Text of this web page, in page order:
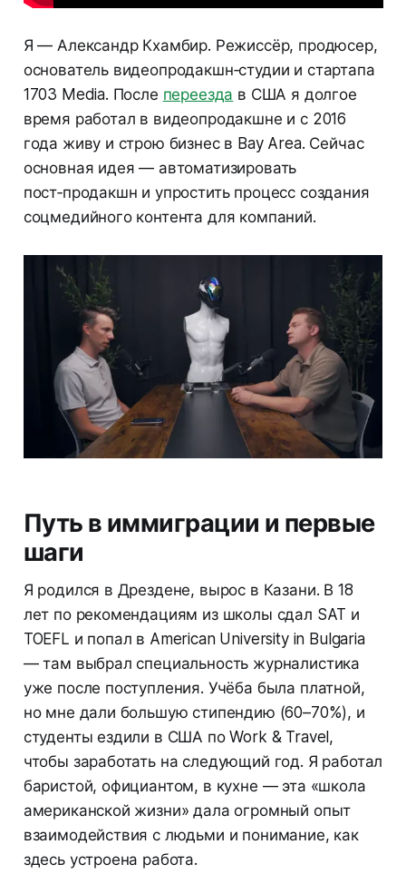
Я — Александр Кхамбир. Режиссёр, продюсер,
основатель видеопродакшн‑студии и стартапа
1703 Media. После переезда в США я долгое
время работал в видеопродакшне и с 2016
года живу и строю бизнес в Bay Area. Сейчас
основная идея — автоматизировать
пост‑продакшн и упростить процесс создания
соцмедийного контента для компаний.
Путь в иммиграции и первые
шаги
Я родился в Дрездене, вырос в Казани. В 18
лет по рекомендациям из школы сдал SAT и
TOEFL и попал в American University in Bulgaria
— там выбрал специальность журналистика
уже после поступления. Учёба была платной,
но мне дали большую стипендию (60–70%), и
студенты ездили в США по Work & Travel,
чтобы заработать на следующий год. Я работал
баристой, официантом, в кухне — эта «школа
американской жизни» дала огромный опыт
взаимодействия с людьми и понимание, как
здесь устроена работа.